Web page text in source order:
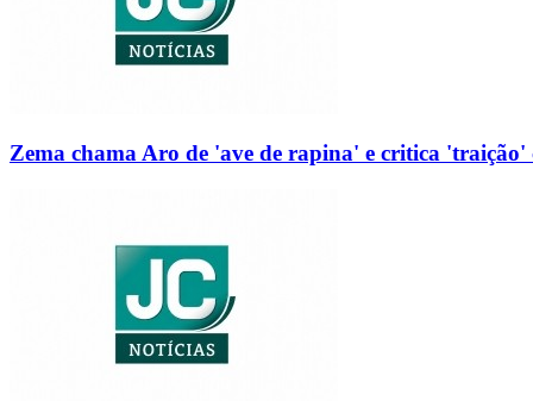
Zema chama Aro de 'ave de rapina' e critica